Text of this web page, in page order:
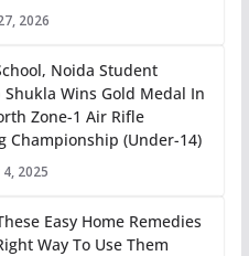
2026
Noida Student
Shukla Wins Gold Medal In
Zone-1 Air Rifle
Championship (Under-14)
2025
Easy Home Remedies
Way To Use Them